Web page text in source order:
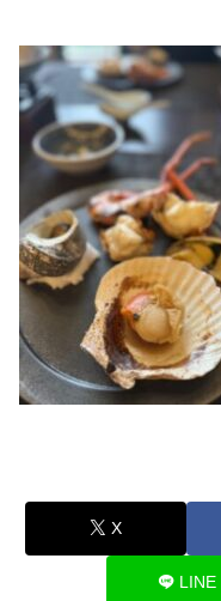
X
LINE